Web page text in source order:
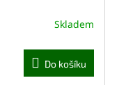
Skladem
Do košíku